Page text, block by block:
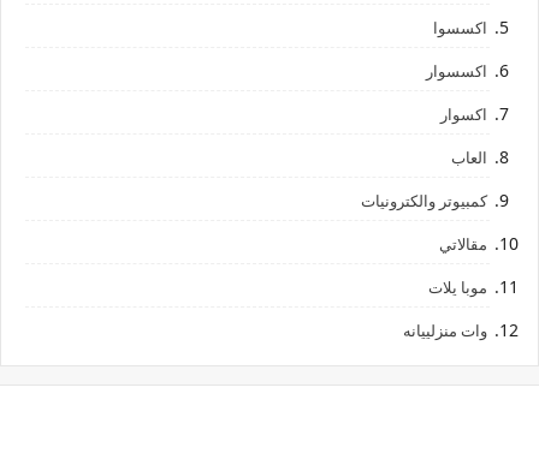
اكسسوا
اكسسوار
اكسوار
العاب
كمبيوتر والكترونيات
مقالاتي
موبا يلات
وات منزلييانه